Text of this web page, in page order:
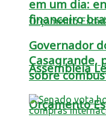
Assembleia
Orçamento
em um dia:
financeiro
Governador
Casagrande,
sobre